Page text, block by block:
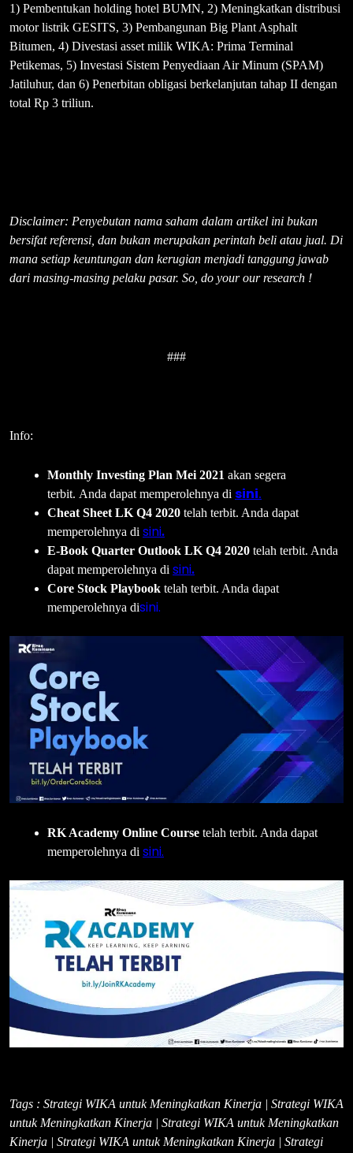
1) Pembentukan holding hotel BUMN, 2) Meningkatkan distribusi
motor listrik GESITS, 3) Pembangunan Big Plant Asphalt
Bitumen, 4) Divestasi asset milik WIKA: Prima Terminal
Petikemas, 5) Investasi Sistem Penyediaan Air Minum (SPAM)
Jatiluhur, dan 6) Penerbitan obligasi berkelanjutan tahap II dengan
total Rp 3 triliun.
Disclaimer: Penyebutan nama saham dalam artikel ini bukan
bersifat referensi, dan bukan merupakan perintah beli atau jual. Di
mana setiap keuntungan dan kerugian menjadi tanggung jawab
dari masing-masing pelaku pasar. So, do your our research !
###
Info:
Monthly Investing Plan Mei 2021 akan segera
terbit. Anda dapat memperolehnya di sini.
Cheat Sheet LK Q4 2020 telah terbit. Anda dapat
memperolehnya di sini.
E-Book Quarter Outlook LK Q4 2020 telah terbit. Anda
dapat memperolehnya di sini.
Core Stock Playbook telah terbit. Anda dapat
memperolehnya disini.
RK Academy Online Course telah terbit. Anda dapat
memperolehnya di sini.
Tags : Strategi WIKA untuk Meningkatkan Kinerja | Strategi WIKA
untuk Meningkatkan Kinerja | Strategi WIKA untuk Meningkatkan
Kinerja | Strategi WIKA untuk Meningkatkan Kinerja | Strategi